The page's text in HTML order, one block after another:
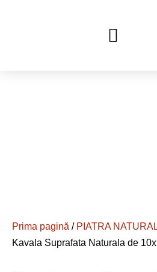
Prima pagină / PIATRA
Kavala Suprafata Naturala de